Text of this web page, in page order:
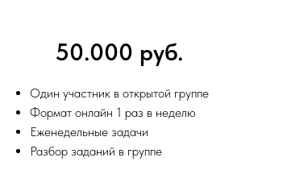
50.000 руб.
Один участник в открытой группе
Формат онлайн 1 раз в неделю
Еженедельные задачи
Разбор заданий в группе